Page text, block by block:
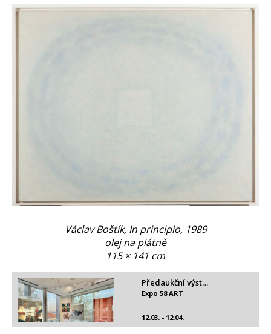
Václav Boštík, In principio, 1989
olej na plátně
115 × 141 cm
Předaukční výst…
12.03. - 12.04.
Expo 58 ART